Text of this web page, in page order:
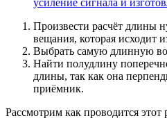
Произвести расчёт длины
вещания, которая исходит
Выбрать самую длинную
Найти полудлину
длины, так как она
приёмник.
Рассмотрим как проводится этот